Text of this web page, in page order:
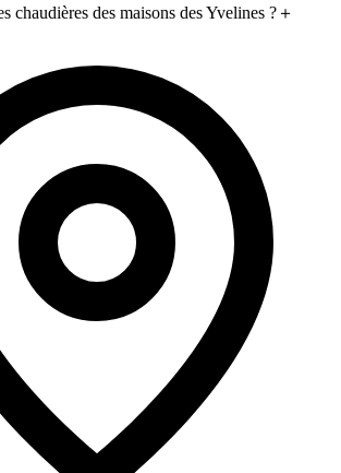
chaudières des maisons des Yvelines ?＋